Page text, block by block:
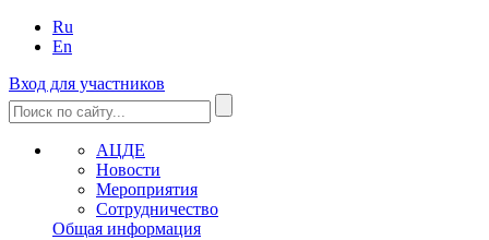
Ru
En
Вход для участников
АЦДЕ
Новости
Мероприятия
Сотрудничество
Общая информация